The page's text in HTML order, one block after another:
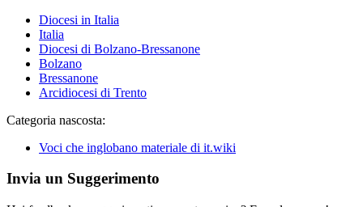
Diocesi in Italia
Italia
Diocesi di Bolzano-Bressanone
Bolzano
Bressanone
Arcidiocesi di Trento
Categoria nascosta:
Voci che inglobano materiale di it.wiki
Invia un Suggerimento